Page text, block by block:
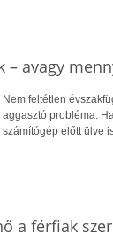
– avagy
Nem feltétlen
aggasztó probléma.
számítógép előtt ülve
a férfiak